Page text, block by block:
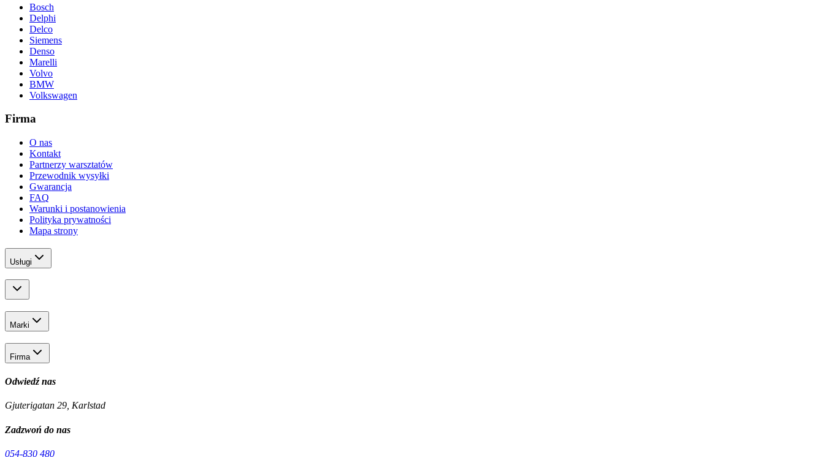
Bosch
Delphi
Delco
Siemens
Denso
Marelli
Volvo
BMW
Volkswagen
Firma
O nas
Kontakt
Partnerzy warsztatów
Przewodnik wysyłki
Gwarancja
FAQ
Warunki i postanowienia
Polityka prywatności
Mapa strony
Usługi
Marki
Firma
Odwiedź nas
Gjuterigatan 29, Karlstad
Zadzwoń do nas
054-830 480